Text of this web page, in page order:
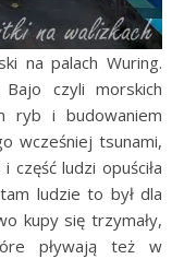
na palach Wuring.
czyli morskich
ryb i budowaniem
wcześniej tsunami,
część ludzi opuściła
ludzie to był dla
kupy się trzymały,
pływają też w